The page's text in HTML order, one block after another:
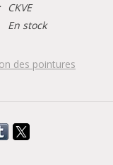
CKVE
En stock
des pointures